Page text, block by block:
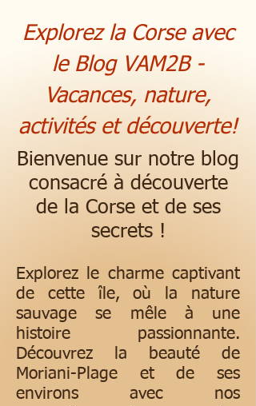
Explorez la Corse avec
le Blog VAM2B -
Vacances, nature,
activités et découverte!
Bienvenue sur notre blog
consacré à découverte
de la Corse et de ses
secrets !
Explorez le charme captivant
de cette île, où la nature
sauvage se mêle à une
histoire passionnante.
Découvrez la beauté de
Moriani-Plage et de ses
environs avec nos